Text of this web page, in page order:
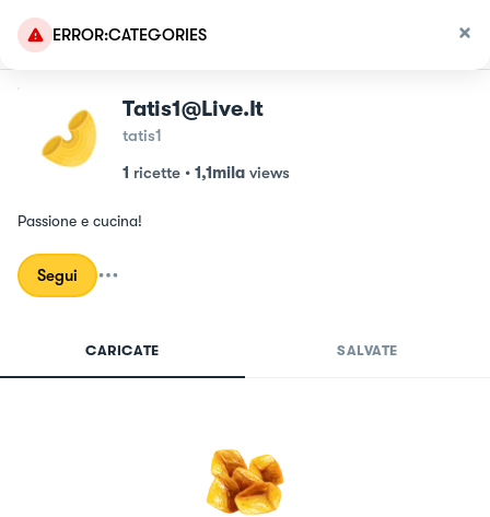
ERROR:CATEGORIES
Tatis1@live.it
tatis1
1 ricette • 1,1mila views
Passione e cucina!
Segui
CARICATE SALVATE